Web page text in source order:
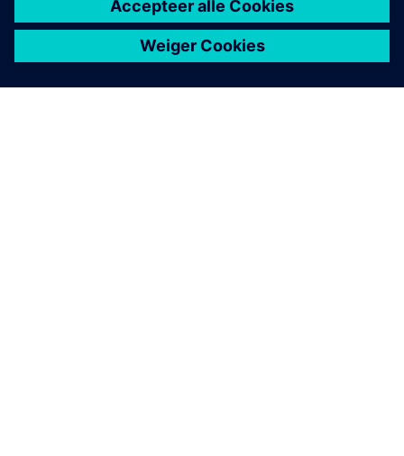
vormen slechts één onderdeel van zo'n concept. Voor meer
informatie over industriële beveiliging kunt u terecht op.
Meer informatie